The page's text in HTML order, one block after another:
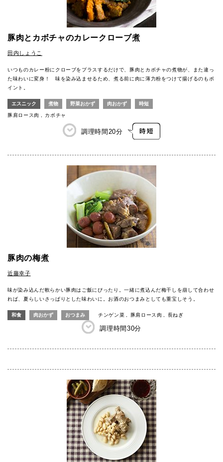
豚肉とカボチャのカレークローブ煮
田内しょうこ
いつものカレー粉にクローブをプラスするだけで、豚肉とカボチャの煮物が、また違っ
た味わいに変身！ 味を染み込ませるため、煮る前に肉に薄力粉をつけて揚げるのもポ
イント。
エスニック 煮物 野菜おかず 肉おかず 時短
豚肩ロース肉 カボチャ
調理時間 20分
豚肉の梅煮
近藤幸子
味が染み込んだ軟らかい豚肉はご飯にぴったり。一緒に煮込んだ梅干しを崩して合わせ
れば、夏らしいさっぱりとした味わいに。お酒のおつまみとしても重宝しそう。
和食 肉おかず おつまみ チンゲン菜 豚肩ロース肉 長ねぎ
調理時間30分